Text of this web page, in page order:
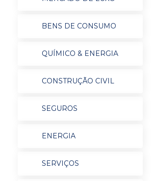
BENS DE CONSUMO
QUÍMICO & ENERGIA
CONSTRUÇÃO CIVIL
SEGUROS
ENERGIA
SERVIÇOS